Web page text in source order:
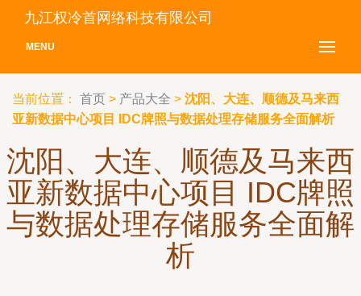
九江权冷首网络科技有限公司
MENU
当前位置： 首页 > 产品大全 > 沈阳、大连、顺德及马来西
亚新数据中心项目 IDC牌照与数据处理存储服务全面解析
沈阳、大连、顺德及马来西
亚新数据中心项目 IDC牌照
与数据处理存储服务全面解
析